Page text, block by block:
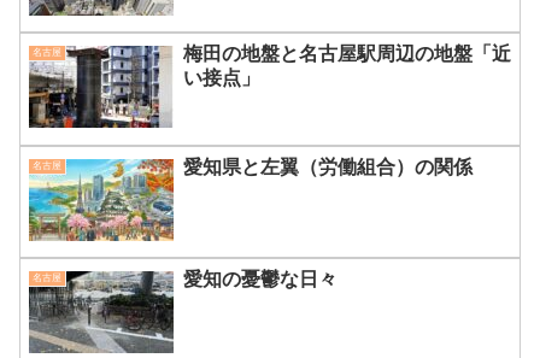
名古屋
梅田の地盤と名古屋駅周辺の地盤「近
い接点」
名古屋 愛知県と左翼（労働組合）の関係
名古屋 愛知の憂鬱な日々